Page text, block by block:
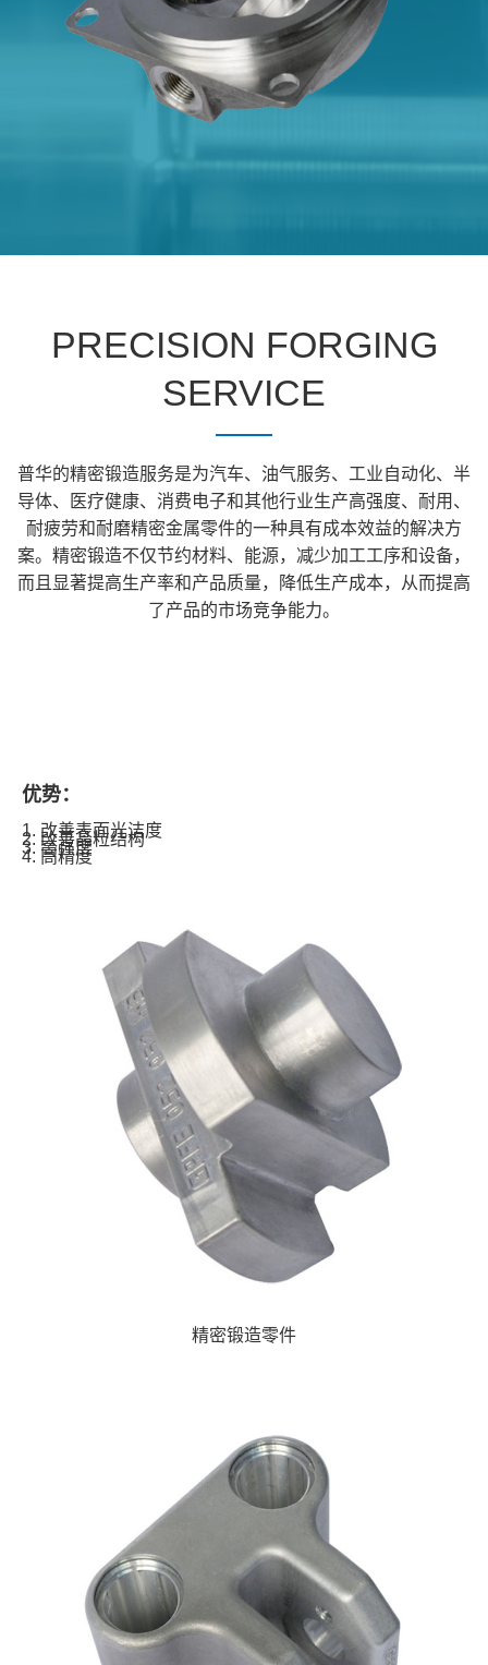
PRECISION FORGING
SERVICE
普华的精密锻造服务是为汽车、油气服务、工业自动化、半
导体、医疗健康、消费电子和其他行业生产高强度、耐用、
耐疲劳和耐磨精密金属零件的一种具有成本效益的解决方
案。精密锻造不仅节约材料、能源，减少加工工序和设备，
而且显著提高生产率和产品质量，降低生产成本，从而提高
了产品的市场竞争能力。
优势：
1. 改善表面光洁度
2. 改善晶粒结构
3. 高强度
4. 高精度
精密锻造零件